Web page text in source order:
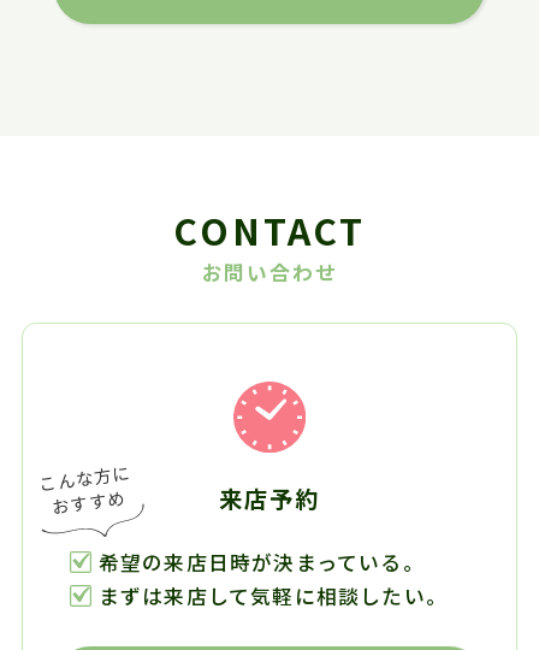
CONTACT
お問い合わせ
来店予約
希望の来店日時が決まっている。
まずは来店して気軽に相談したい。